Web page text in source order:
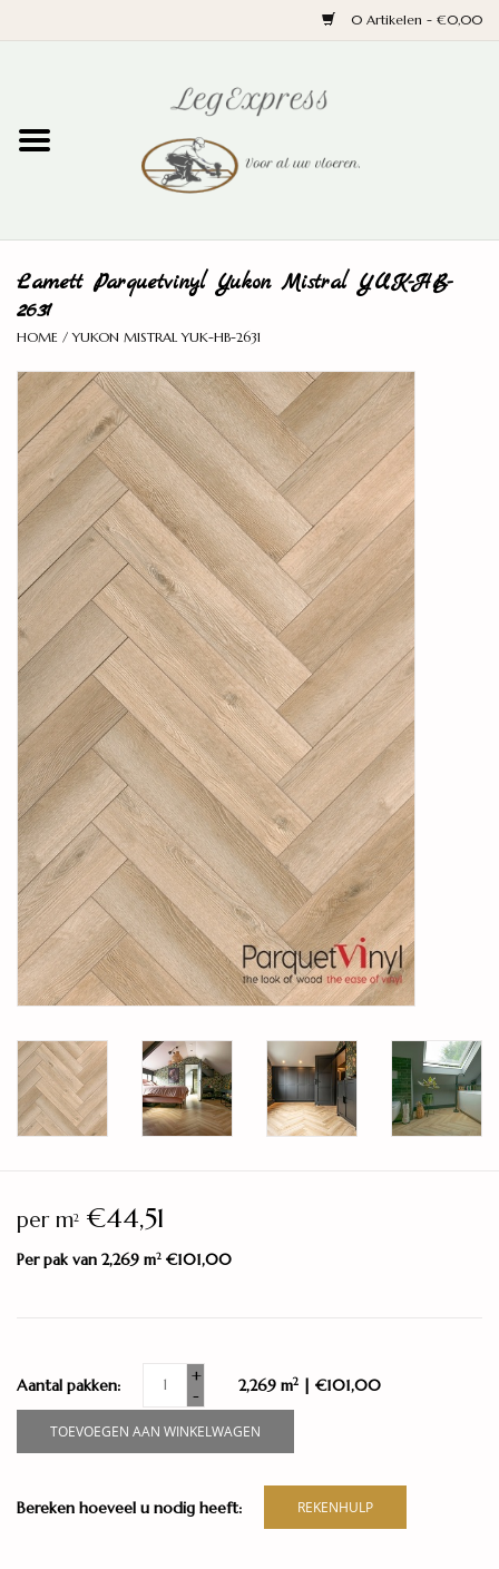
0 Artikelen - €0,00
Parket
Plinten
Wand en trap
Legservice
Showroom
Merken
Lamett Parquetvinyl Yukon Mistral YUK-HB-
2631
HOME /YUKON MISTRAL YUK-HB-2631
per m2 €44,51
Per pak van 2,269 m2 €101,00
Aantal pakken:
+
-
2,269 m2 | €101,00
TOEVOEGEN AAN WINKELWAGEN
Bereken hoeveel u nodig heeft: REKENHULP